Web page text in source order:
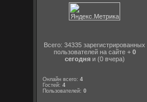
Всего: 34335 зарегистрированных
пользователей на сайте + 0
сегодняи (0 вчера)
Онлайн всего:4
Гостей:4
Пользователей:0